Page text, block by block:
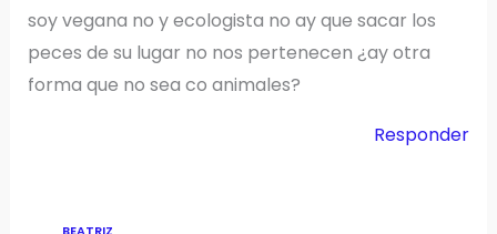
soy vegana no y ecologista no ay que sacar los
peces de su lugar no nos pertenecen ¿ay otra
forma que no sea co animales?
Responder